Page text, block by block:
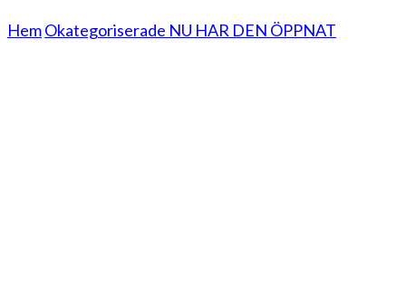
HemOkategoriserade NU HAR DEN ÖPPNAT